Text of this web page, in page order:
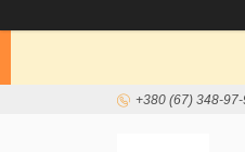
+380 (67) 348-97-